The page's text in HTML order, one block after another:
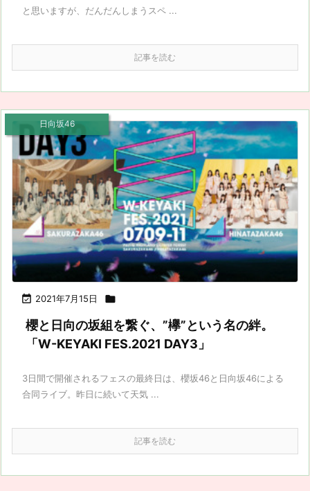
と思いますが、だんだんしまうスペ ...
記事を読む
 2021年7月15日 
日向坂46
櫻と日向の坂組を繋ぐ、”欅”という名の絆。
「W-KEYAKI FES.2021 DAY3」
3日間で開催されるフェスの最終日は、櫻坂46と日向坂46による
合同ライブ。昨日に続いて天気 ...
記事を読む